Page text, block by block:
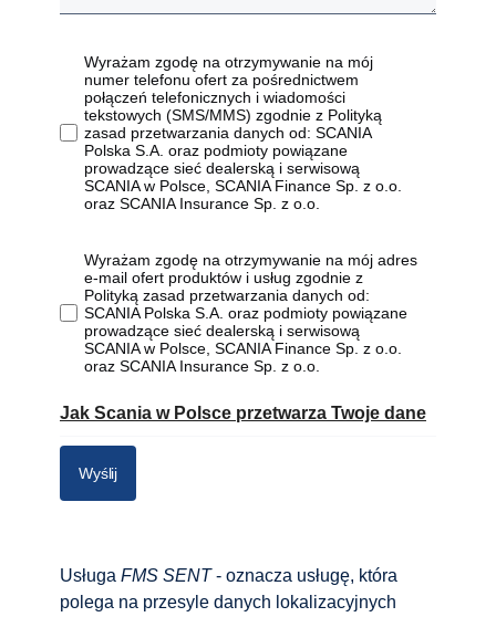
Wyrażam zgodę na otrzymywanie na mój
numer telefonu ofert za pośrednictwem
połączeń telefonicznych i wiadomości
tekstowych (SMS/MMS) zgodnie z Polityką
zasad przetwarzania danych od: SCANIA
Polska S.A. oraz podmioty powiązane
prowadzące sieć dealerską i serwisową
SCANIA w Polsce, SCANIA Finance Sp. z o.o.
oraz SCANIA Insurance Sp. z o.o.
Wyrażam zgodę na otrzymywanie na mój adres
e-mail ofert produktów i usług zgodnie z
Polityką zasad przetwarzania danych od:
SCANIA Polska S.A. oraz podmioty powiązane
prowadzące sieć dealerską i serwisową
SCANIA w Polsce, SCANIA Finance Sp. z o.o.
oraz SCANIA Insurance Sp. z o.o.
Jak Scania w Polsce przetwarza Twoje dane
Wyślij
Usługa FMS SENT- oznacza usługę, która
polega na przesyle danych lokalizacyjnych